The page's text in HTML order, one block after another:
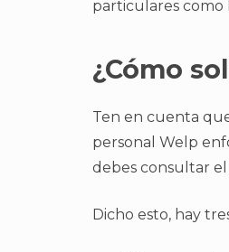
particulares como
¿Cómo
Ten en cuenta
personal Welp
debes consultar
Dicho esto, hay